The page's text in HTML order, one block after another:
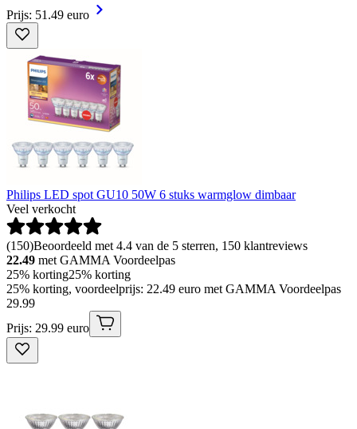
Prijs: 51.49 euro
Philips LED spot GU10 50W 6 stuks warmglow dimbaar
Veel verkocht
(150)Beoordeeld met 4.4 van de 5 sterren, 150 klantreviews
22.49 met GAMMA Voordeelpas
25% korting25% korting
25% korting, voordeelprijs: 22.49 euro met GAMMA Voordeelpas
29.99
Prijs: 29.99 euro